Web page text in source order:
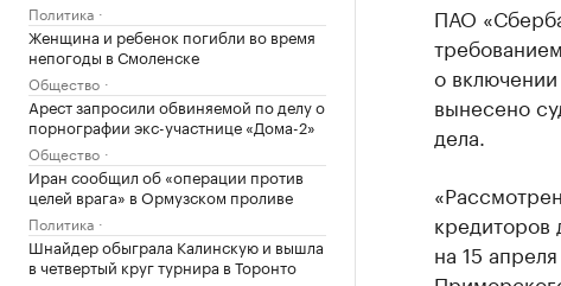
Политика
Женщина и ребенок погибли во время
непогоды в Смоленске
Общество
Арест запросили обвиняемой по делу о
порнографии экс-участнице «Дома-2»
Общество
Иран сообщил об «операции против
целей врага» в Ормузском проливе
Политика
Шнайдер обыграла Калинскую и вышла
в четвертый круг турнира в Торонто
ПАО
о
вынесено
дела.
кредиторов
на 15